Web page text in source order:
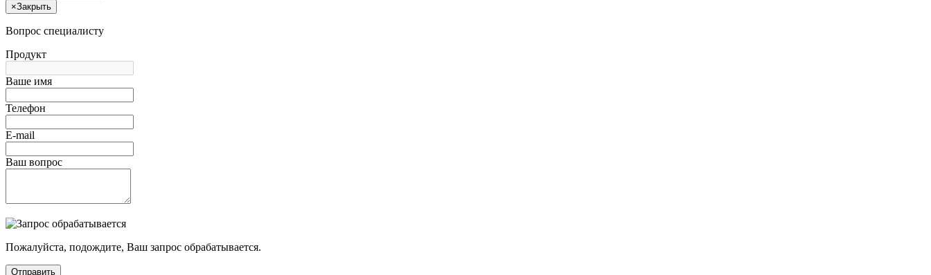
×Закрыть
Вопрос специалисту
Продукт
Ваше имя
Телефон
E-mail
Ваш вопрос
Пожалуйста, подождите, Ваш запрос обрабатывается.
Отправить